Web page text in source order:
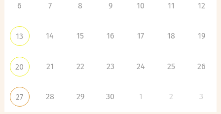
6 7 8 9 10 11 12
13 14 15 16 17 18 19
20 21 22 23 24 25 26
27 28 29 30 1 2 3